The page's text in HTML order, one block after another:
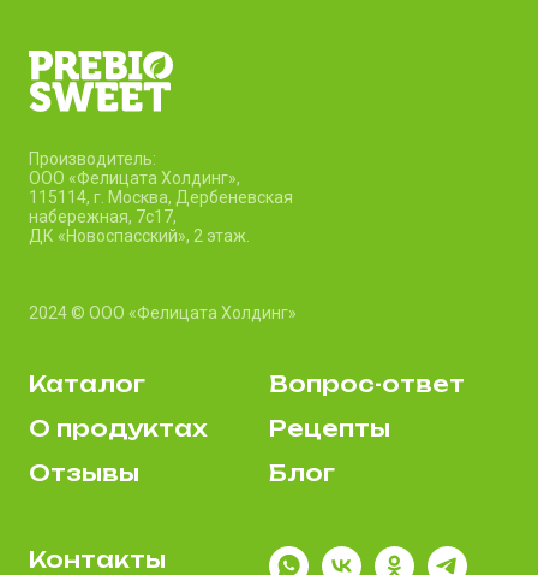
Производитель:
ООО «Фелицата Холдинг»,
115114, г. Москва, Дербеневская
набережная, 7c17,
ДК «Новоспасский», 2 этаж.
2024 © ООО «Фелицата Холдинг»
Каталог
О продуктах
Отзывы
Вопрос-ответ
Рецепты
Блог
Контакты